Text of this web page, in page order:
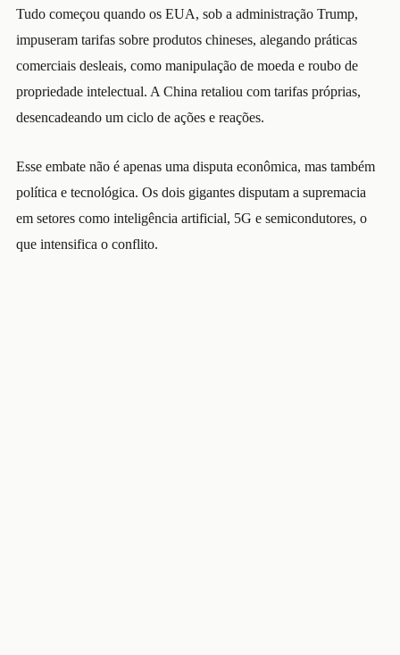
Tudo começou quando os EUA, sob a administração Trump,
impuseram tarifas sobre produtos chineses, alegando práticas
comerciais desleais, como manipulação de moeda e roubo de
propriedade intelectual. A China retaliou com tarifas próprias,
desencadeando um ciclo de ações e reações.
Esse embate não é apenas uma disputa econômica, mas também
política e tecnológica. Os dois gigantes disputam a supremacia
em setores como inteligência artificial, 5G e semicondutores, o
que intensifica o conflito.